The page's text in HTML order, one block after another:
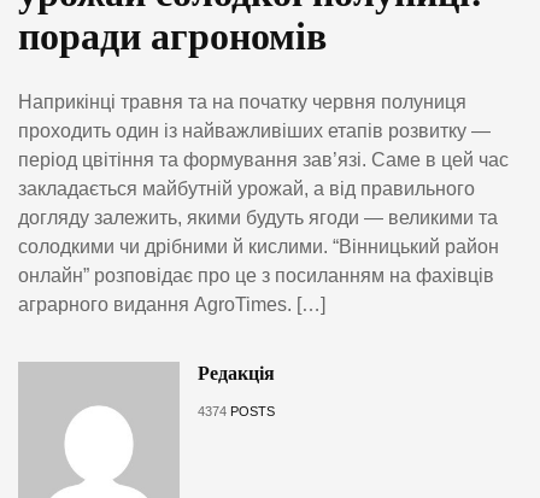
поради агрономів
Наприкінці травня та на початку червня полуниця
проходить один із найважливіших етапів розвитку —
період цвітіння та формування зав’язі. Саме в цей час
закладається майбутній урожай, а від правильного
догляду залежить, якими будуть ягоди — великими та
солодкими чи дрібними й кислими. “Вінницький район
онлайн” розповідає про це з посиланням на фахівців
аграрного видання AgroTimes. […]
Редакція
4374 POSTS